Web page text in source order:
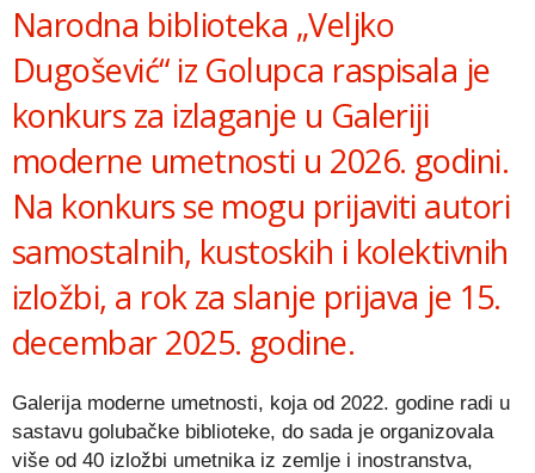
Narodna biblioteka „Veljko
Dugošević“ iz Golupca raspisala je
konkurs za izlaganje u Galeriji
moderne umetnosti u 2026. godini.
Na konkurs se mogu prijaviti autori
samostalnih, kustoskih i kolektivnih
izložbi, a rok za slanje prijava je 15.
decembar 2025. godine.
Galerija moderne umetnosti, koja od 2022. godine radi u
sastavu golubačke biblioteke, do sada je organizovala
više od 40 izložbi umetnika iz zemlje i inostranstva,